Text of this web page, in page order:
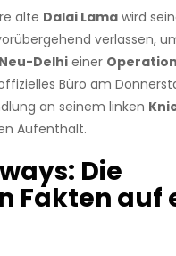
alte Dalai Lamawird
verlassen,
Neu-Delhieiner Operation
Büro am
an seinem linken
Aufenthalt.
Die
Fakten auf